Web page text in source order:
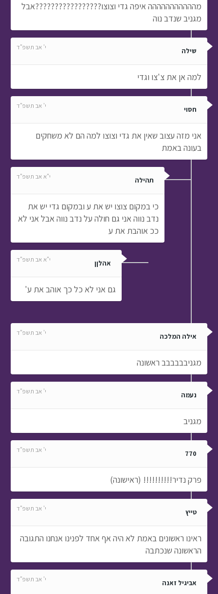
מההההההההההה איפה גדי וצוצו?????????????????אבל
מגניב שנדב נוה
שילה י' אב תשפ"ד
למה אן את צ'צו וגדי
חסוי י' אב תשפ"ד
אני מזה עצוב שאין את גדי וצוצו למה הם לא משחקים
בעונה באמת
תהילה י"א אב תשפ"ד
כי במקום צוצו יש את ע ובמקום גדי יש את
נדב נווה אני גם חולה על נדב נווה אבל אני לא
ככ אוהבת את ע
אהלןן י"א אב תשפ"ד
גם אני לא כל כך אוהב את ע'
אילה המלכה י' אב תשפ"ד
מגניבבבבבב ראשונה
נעמה י' אב תשפ"ד
מגניב
770 י' אב תשפ"ד
פרק נדיר!!!!!!!!!! (ראישונה)
טייץ י' אב תשפ"ד
ראינו ראשונים באמת לא היה אף אחד לפנינו אנחנו התגובה
הראשונה שנכתבה
אביגיל זאנה י' אב תשפ"ד